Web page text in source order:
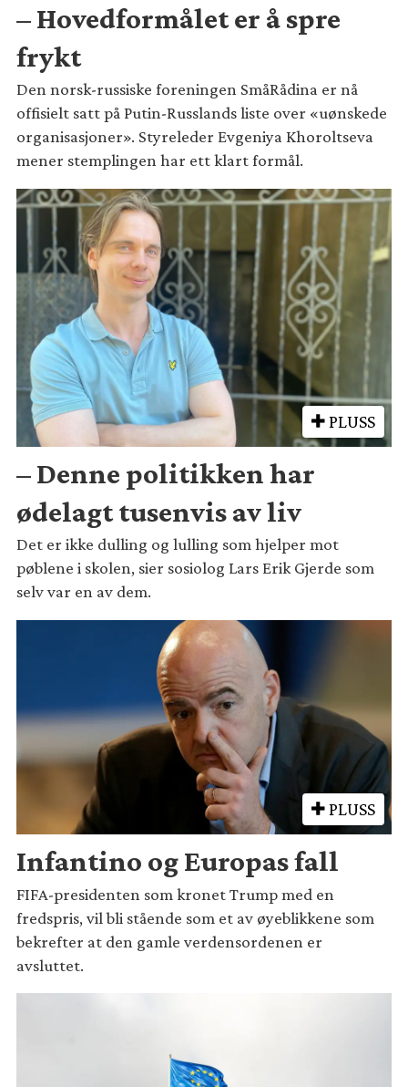
– Hovedformålet er å spre
frykt
Den norsk-russiske foreningen SmåRådina er nå
offisielt satt på Putin-Russlands liste over «uønskede
organisasjoner». Styreleder Evgeniya Khoroltseva
mener stemplingen har ett klart formål.
PLUSS
– Denne politikken har
ødelagt tusenvis av liv
Det er ikke dulling og lulling som hjelper mot
pøblene i skolen, sier sosiolog Lars Erik Gjerde som
selv var en av dem.
PLUSS
Infantino og Europas fall
FIFA-presidenten som kronet Trump med en
fredspris, vil bli stående som et av øyeblikkene som
bekrefter at den gamle verdensordenen er
avsluttet.